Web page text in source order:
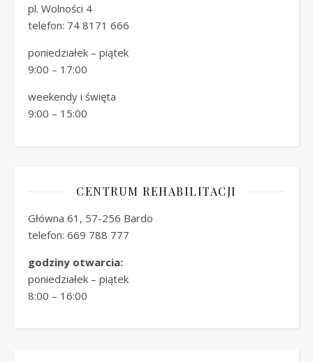
pl. Wolności 4
telefon: 74 8171 666
poniedziałek – piątek
9:00 – 17:00
weekendy i święta
9:00 – 15:00
CENTRUM REHABILITACJI
Główna 61, 57-256 Bardo
telefon: 669 788 777
godziny otwarcia:
poniedziałek – piątek
8:00 – 16:00